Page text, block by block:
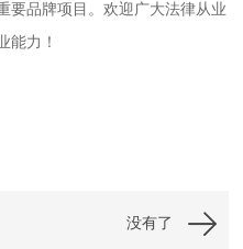
要品牌项目。欢迎广大法律从业
能力！
没有了